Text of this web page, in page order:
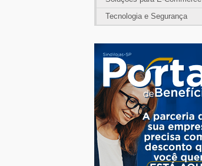
Tecnologia e Segurança